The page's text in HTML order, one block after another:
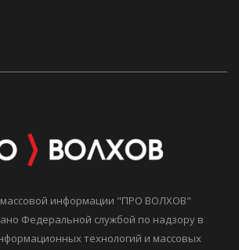
массовой информации "ПРО ВОЛХОВ"